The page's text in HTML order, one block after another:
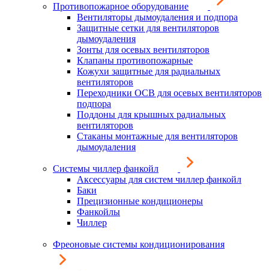
Противопожарное оборудование
Вентиляторы дымоудаления и подпора
Защитные сетки для вентиляторов
дымоудаления
Зонты для осевых вентиляторов
Клапаны противопожарные
Кожухи защитные для радиальных
вентиляторов
Переходники ОСВ для осевых вентиляторов
подпора
Поддоны для крышных радиальных
вентиляторов
Стаканы монтажные для вентиляторов
дымоудаления
Системы чиллер фанкойл
Аксессуары для систем чиллер фанкойл
Баки
Прецизионные кондиционеры
Фанкойлы
Чиллер
Фреоновые системы кондиционирования